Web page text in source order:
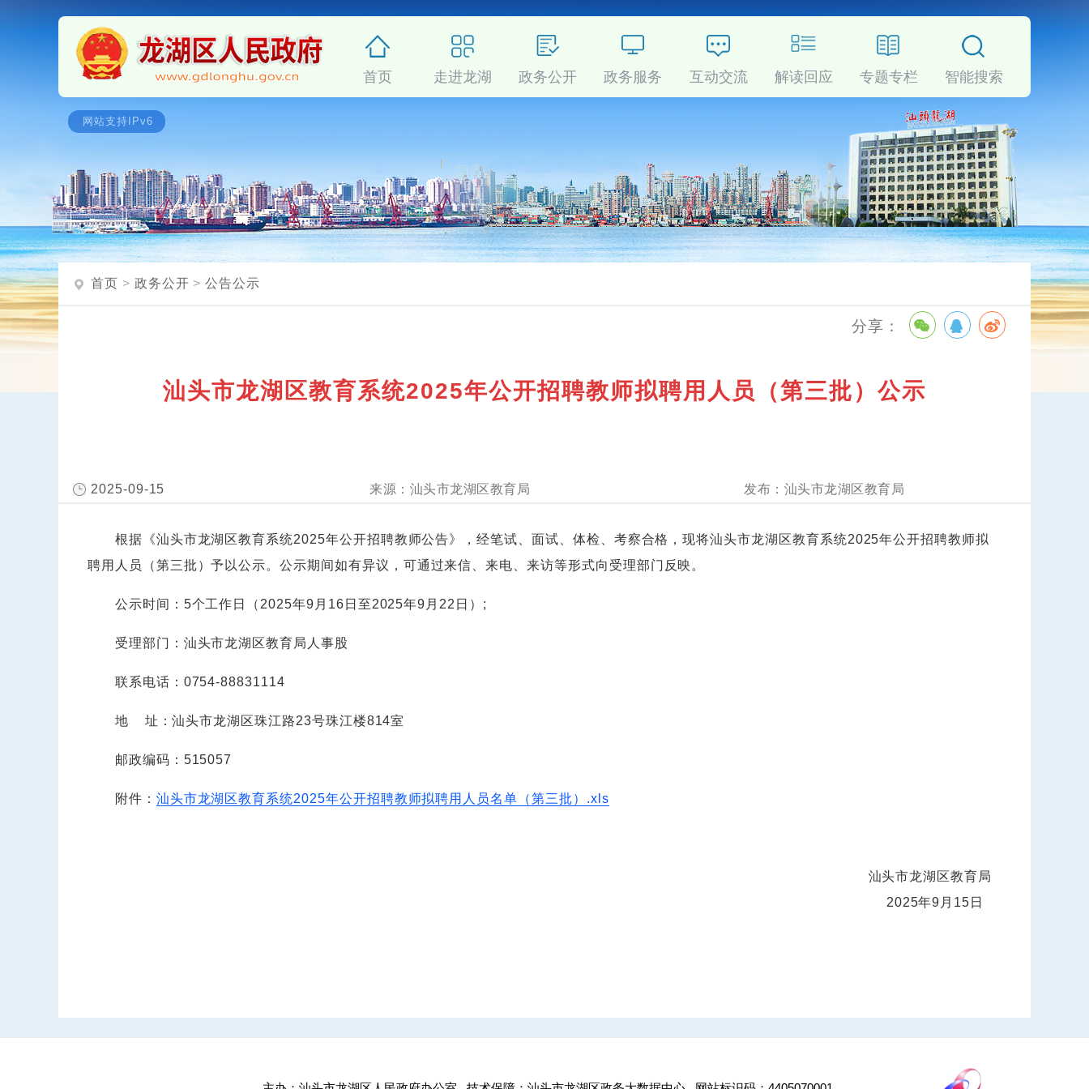
首页 走进龙湖 政务公开 政务服务 互动交流 解读回应 专题专栏 智能搜索
首页 > 政务公开 >公告公示
汕头市龙湖区教育系统2025年公开招聘教师拟聘用人员（第三批）公示
2025-09-15 汕头市龙湖区教育局 汕头市龙湖区教育局
根据《汕头市龙湖区教育系统2025年公开招聘教师公告》，经笔试、面试、体检、考察合格，现将汕头市龙湖区教育系统2025年公开招聘教师拟
聘用人员（第三批）予以公示。公示期间如有异议，可通过来信、来电、来访等形式向受理部门反映。
公示时间：5个工作日（2025年9月16日至2025年9月22日）;
受理部门：汕头市龙湖区教育局人事股
联系电话：0754-88831114
地 址：汕头市龙湖区珠江路23号珠江楼814室
邮政编码：515057
附件： 汕头市龙湖区教育系统2025年公开招聘教师拟聘用人员名单（第三批）.xls
汕头市龙湖区教育局
2025年9月15日